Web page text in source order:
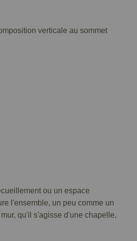
verticale au sommet
ou un espace
l'ensemble, un peu comme un
qu'il s'agisse d'une chapelle,